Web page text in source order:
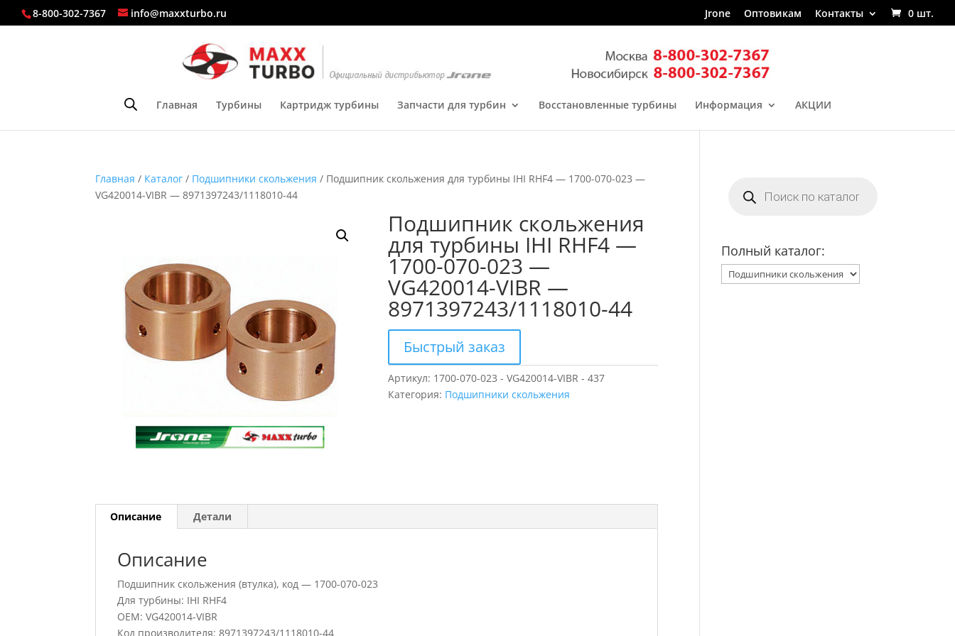
8-800-302-7367 info@maxxturbo.ru Jrone Оптовикам Контакты 0 шт.
Главная Турбины Картридж турбины Запчасти для турбин Восстановленные турбины Информация АКЦИИ
Главная / Каталог / Подшипники скольжения / Подшипник скольжения для турбины IHI RHF4 — 1700-070-023 —
VG420014-VIBR — 8971397243/1118010-44
Подшипник скольжения
для турбины IHI RHF4 —
1700-070-023 —
VG420014-VIBR —
8971397243/1118010-44
Быстрый заказ
Артикул: 1700-070-023 - VG420014-VIBR - 437
Категория: Подшипники скольжения
Описание Детали
Описание
Подшипник скольжения (втулка), код — 1700-070-023
Для турбины: IHI RHF4
OEM: VG420014-VIBR
Код производителя: 8971397243/1118010-44
товаров
Полный каталог: